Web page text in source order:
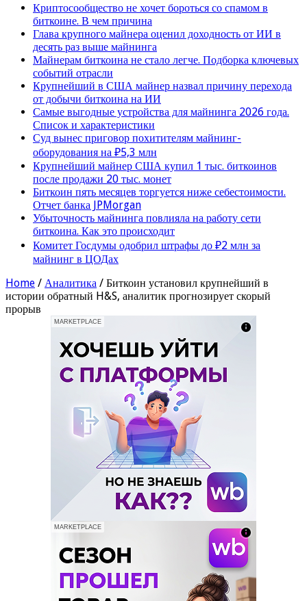
Криптосообщество не хочет бороться со спамом в
биткоине. В чем причина
Глава крупного майнера оценил доходность от ИИ в
десять раз выше майнинга
Майнерам биткоина не стало легче. Подборка ключевых
событий отрасли
Крупнейший в США майнер назвал причину перехода
от добычи биткоина на ИИ
Самые выгодные устройства для майнинга 2026 года.
Список и характеристики
Суд вынес приговор похитителям майнинг-
оборудования на ₽5,3 млн
Крупнейший майнер США купил 1 тыс. биткоинов
после продажи 20 тыс. монет
Биткоин пять месяцев торгуется ниже себестоимости.
Отчет банка JPMorgan
Убыточность майнинга повлияла на работу сети
биткоина. Как это происходит
Комитет Госдумы одобрил штрафы до ₽2 млн за
майнинг в ЦОДах
Home / Аналитика / Биткоин установил крупнейший в
истории обратный H&S, аналитик прогнозирует скорый
прорыв
MARKETPLACE
MARKETPLACE